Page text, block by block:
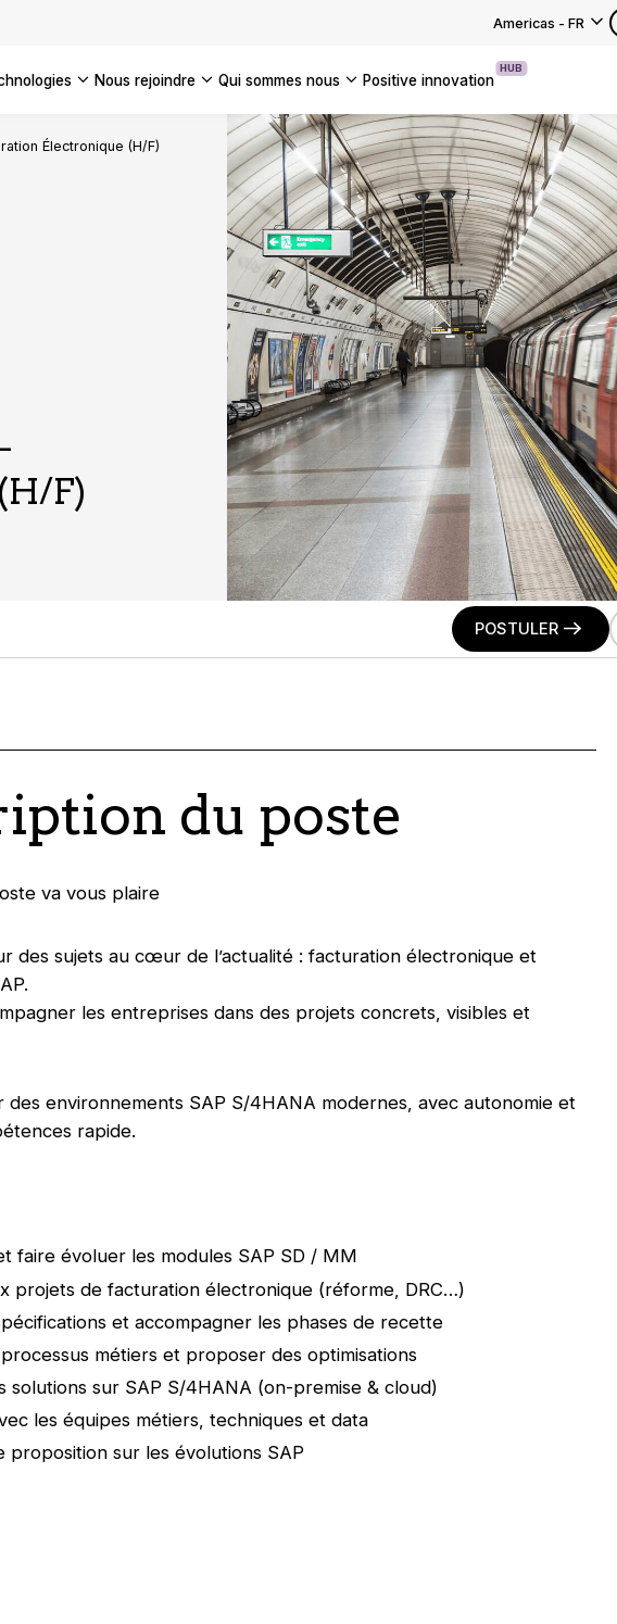
Americas - FR
Americas
UK
France
Global
nous rejoindre qui sommes nous positive innovation
HUB
Électronique (H/F)
F)
POSTULER
du poste
va vous plaire
des sujets au cœur de l’actualité : facturation électronique et
les entreprises dans des projets concrets, visibles et
des environnements SAP S/4HANA modernes, avec autonomie et
rapide.
faire évoluer les modules SAP SD / MM
projets de facturation électronique (réforme, DRC…)
et accompagner les phases de recette
métiers et proposer des optimisations
solutions sur SAP S/4HANA (on-premise & cloud)
les équipes métiers, techniques et data
proposition sur les évolutions SAP